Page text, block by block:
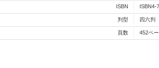
ISBN
判型 四六判
頁数 452ペ